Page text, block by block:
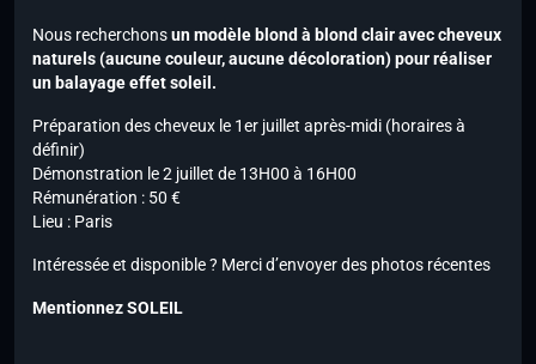
Nous recherchonsun modèle blond à blond clair avec cheveux
naturels (aucune couleur, aucune décoloration) pour réaliser
un balayage effet soleil.
Préparation des cheveux le 1er juillet après-midi (horaires à
définir)
Démonstration le 2 juillet de 13H00 à 16H00
Rémunération : 50 €
Lieu : Paris
Intéressée et disponible ? Merci d’envoyer des photos récentes
Mentionnez SOLEIL